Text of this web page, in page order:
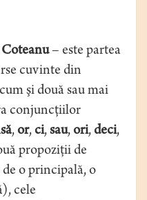
– este partea
cuvinte din
şi două sau mai
conjuncţiilor
, or, ci,sau, ori, deci,
propoziţii de
o principală, o
cele